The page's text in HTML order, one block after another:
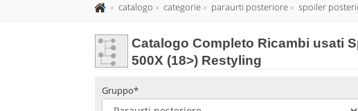
catalogo categorie paraurti posteriore spoiler
Catalogo Completo Ricambi usati
500X (18>) Restyling
Gruppo*